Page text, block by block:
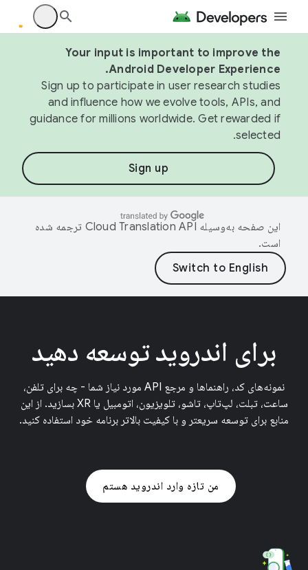
Your input is important to improve the
Android Developer Experience.
Sign up to participate in user research studies
and influence how we evolve tools, APIs, and
guidance for millions worldwide. Get rewarded if
selected.
Sign up
این صفحه به‌وسیله
ترجمه شده
است.
برای اندروید توسعه دهید
نمونه‌های کد، راهنماها و مرجع API مورد نیاز شما - چه برای تلفن،
ساعت، تبلت، لپ‌تاپ، تاشو، تلویزیون، اتومبیل یا XR بسازید. از این
منابع برای توسعه سریعتر و با کیفیت بالاتر برنامه خود استفاده کنید.
من تازه وارد اندروید هستم